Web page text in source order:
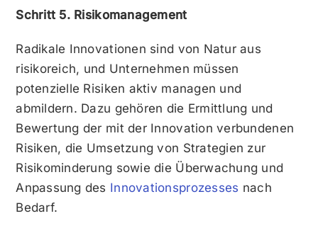
Schritt 5. Risikomanagement
Radikale Innovationen sind von Natur aus
risikoreich, und Unternehmen müssen
potenzielle Risiken aktiv managen und
abmildern. Dazu gehören die Ermittlung und
Bewertung der mit der Innovation verbundenen
Risiken, die Umsetzung von Strategien zur
Risikominderung sowie die Überwachung und
Anpassung des Innovationsprozesses nach
Bedarf.